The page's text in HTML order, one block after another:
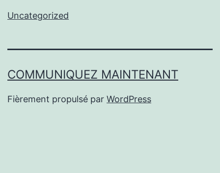
Uncategorized
COMMUNIQUEZ MAINTENANT
Fièrement propulsé par WordPress